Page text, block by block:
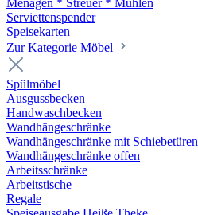
Serviettenspender
Speisekarten
Zur Kategorie Möbel
Spülmöbel
Ausgussbecken
Handwaschbecken
Wandhängeschränke
Wandhängeschränke mit Schiebetüren
Wandhängeschränke offen
Arbeitsschränke
Arbeitstische
Regale